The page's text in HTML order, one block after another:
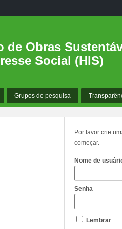
de Obras
Social (HIS)
Grupos de pesquisa
Por favor crie
começar.
Nome de
Senha
Lembrar